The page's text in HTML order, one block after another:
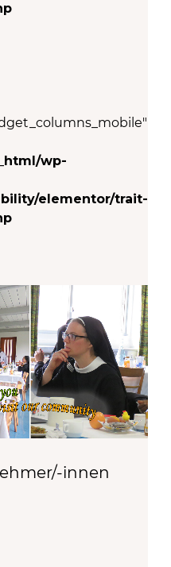
wp-
elementor/trait-
innen